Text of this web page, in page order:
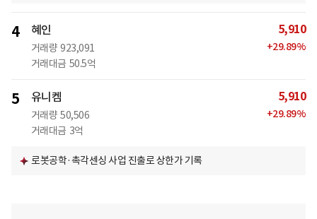
4 혜인
거래량 923,091
거래대금 50.5억
5,910
+29.89%
5 유니켐
거래량 50,506
거래대금 3억
5,910
+29.89%
로봇공학·촉각센싱 사업 진출로 상한가 기록